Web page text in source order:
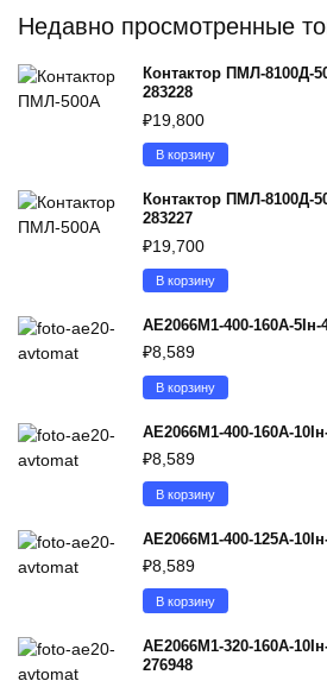
Недавно просмотренные
Контактор ПМЛ-8100Д-
283228
₽19,800
В корзину
Контактор ПМЛ-8100Д-
283227
₽19,700
В корзину
АЕ2066М1-400-160А-5Iн-
₽8,589
В корзину
АЕ2066М1-400-160А-
₽8,589
В корзину
АЕ2066М1-400-125А-
₽8,589
В корзину
АЕ2066М1-320-160А-
276948